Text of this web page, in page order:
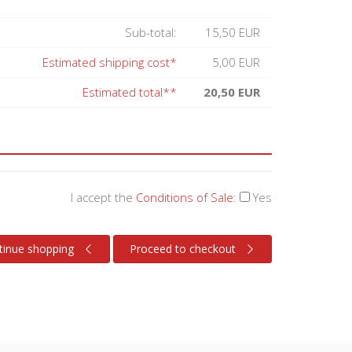
Sub-total:
15,50 EUR
Estimated shipping cost*
5,00 EUR
Estimated total**
20,50 EUR
I accept the Conditions of Sale: Yes
shopping Proceed to checkout